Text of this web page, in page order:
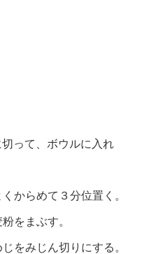
って、ボウルに入れ
からめて３分位置く。
をまぶす。
をみじん切りにする。